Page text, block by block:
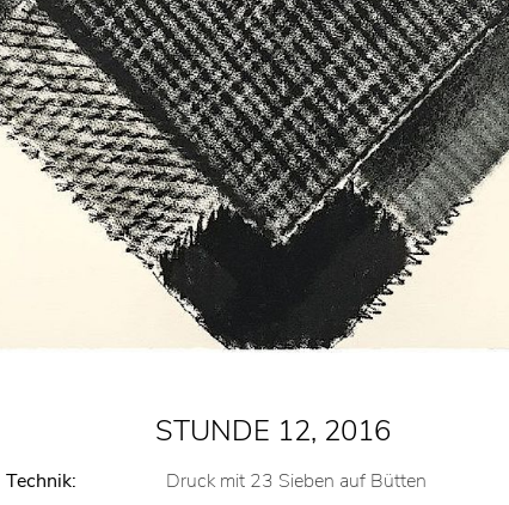
STUNDE 12, 2016
Technik:
Druck mit 23 Sieben auf Bütten